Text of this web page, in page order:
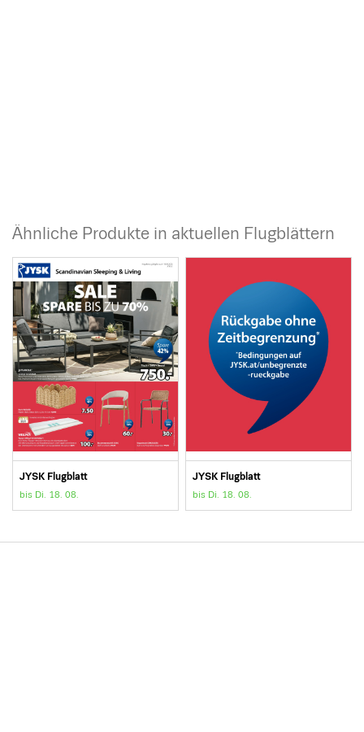
Ähnliche Produkte in aktuellen Flugblättern
JYSK Flugblatt
bis Di. 18. 08.
JYSK Flugblatt
bis Di. 18. 08.